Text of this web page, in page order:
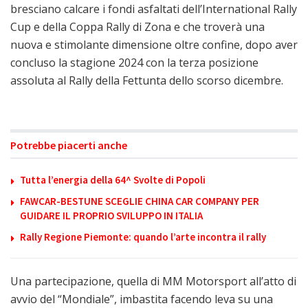
bresciano calcare i fondi asfaltati dell’International Rally
Cup e della Coppa Rally di Zona e che troverà una
nuova e stimolante dimensione oltre confine, dopo aver
concluso la stagione 2024 con la terza posizione
assoluta al Rally della Fettunta dello scorso dicembre.
Potrebbe piacerti anche
Tutta l’energia della 64^ Svolte di Popoli
FAWCAR-BESTUNE SCEGLIE CHINA CAR COMPANY PER
GUIDARE IL PROPRIO SVILUPPO IN ITALIA
Rally Regione Piemonte: quando l’arte incontra il rally
Una partecipazione, quella di MM Motorsport all’atto di
avvio del “Mondiale”, imbastita facendo leva su una